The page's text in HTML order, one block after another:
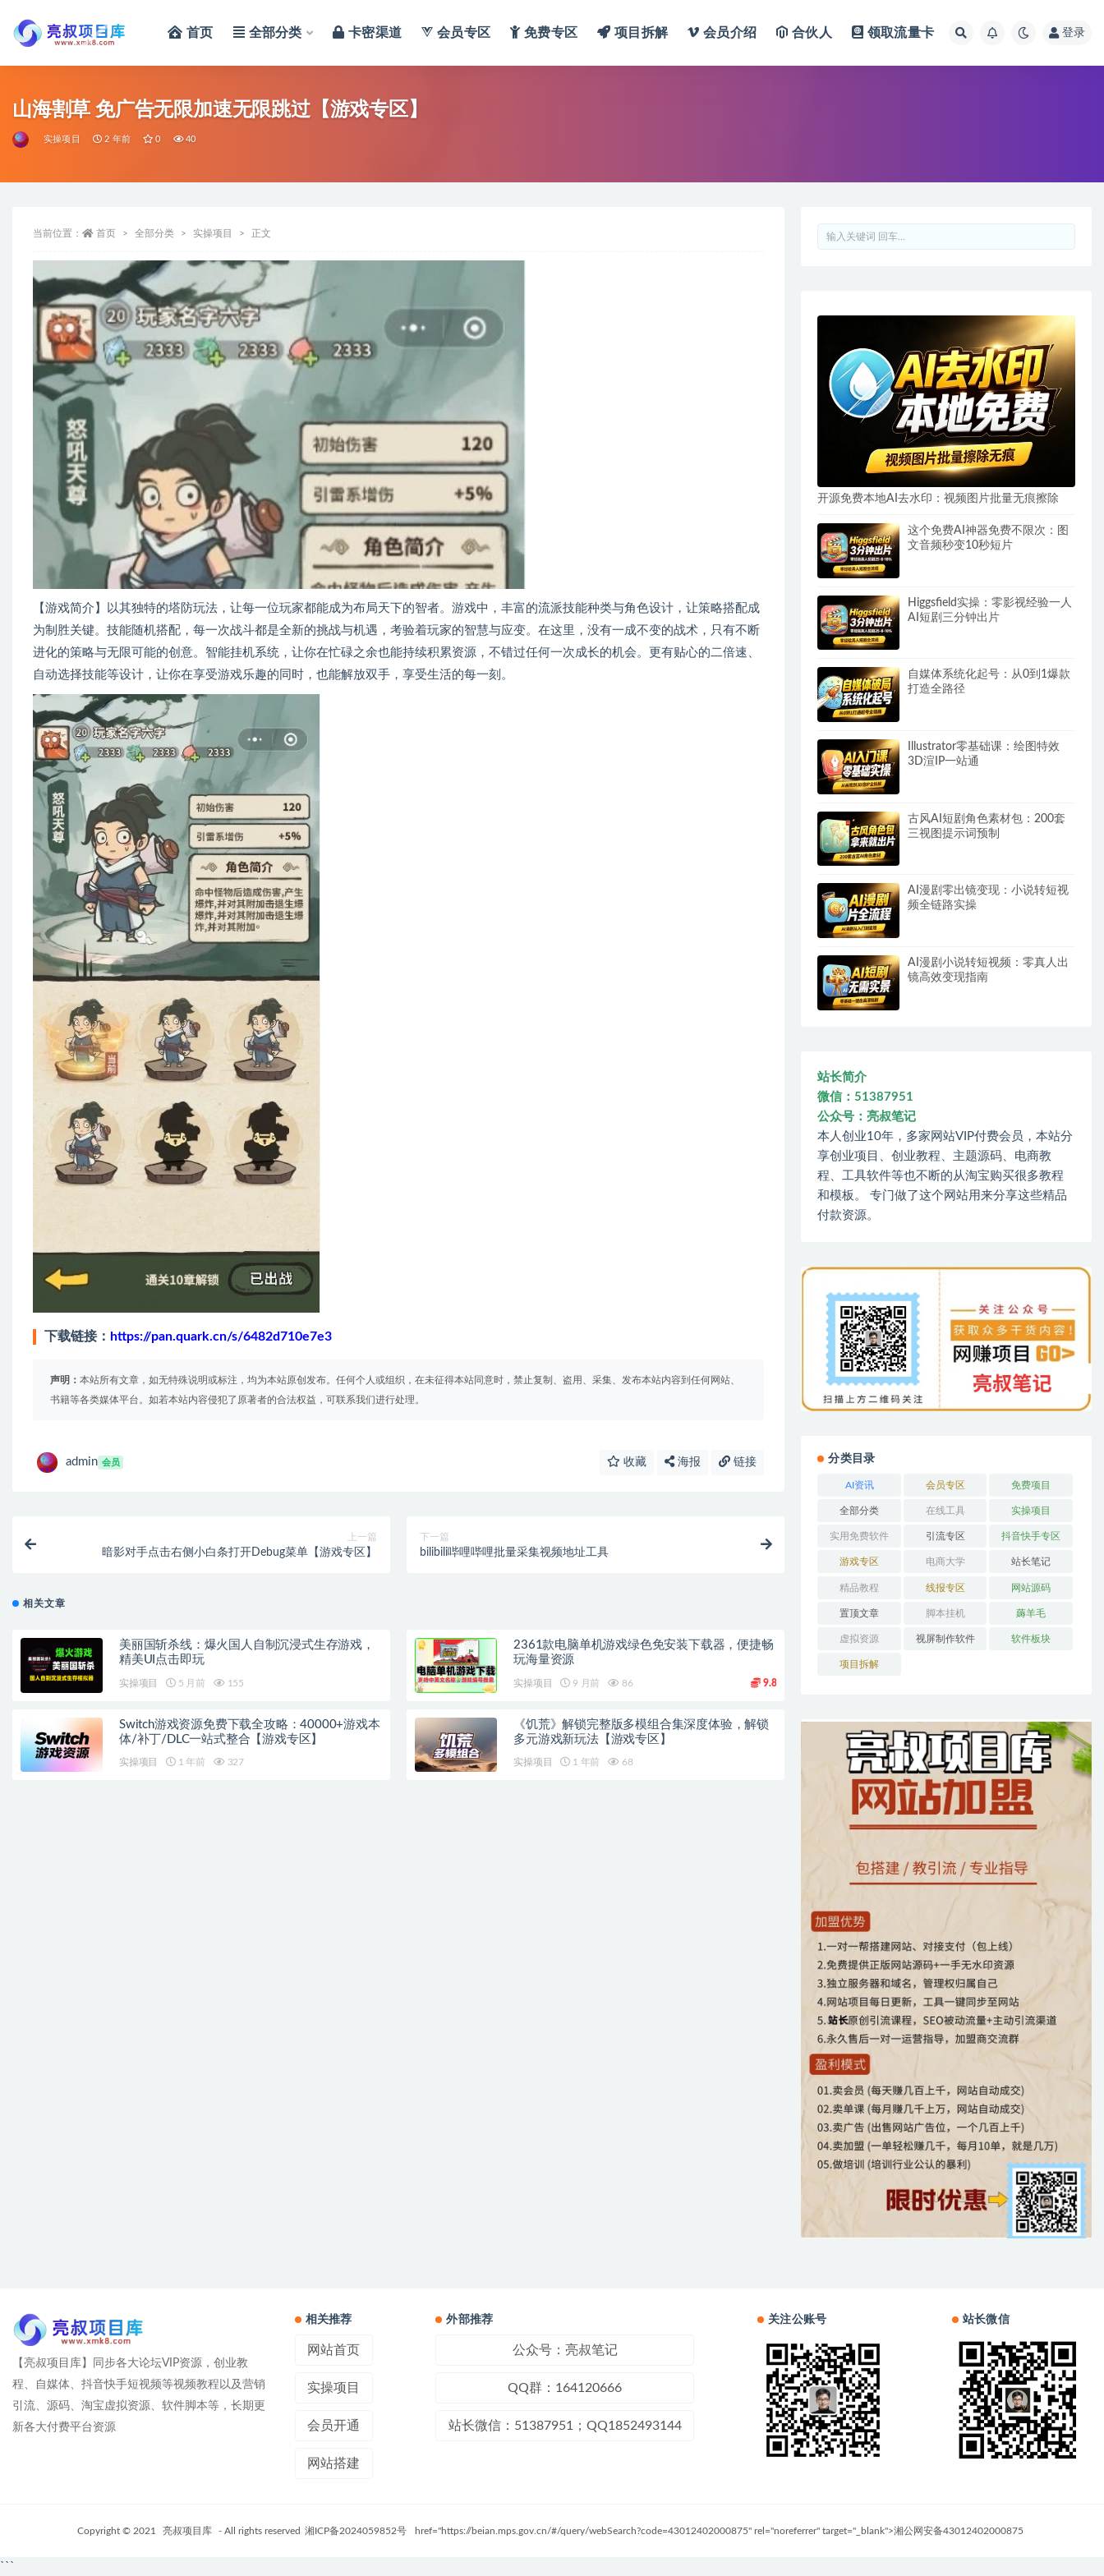
首页 全部分类 卡密渠道 会员专区 免费专区 项目拆解 会员介绍 合伙人 领取流量卡 登录
山海割草 免广告无限加速无限跳过【游戏专区】
实操项目 2 年前 0 40
当前位置： 首页 全部分类 实操项目 正文
【游戏简介】以其独特的塔防玩法，让每一位玩家都能成为布局天下的智者。游戏中，丰富的流派技能种类与角色设计，让策略搭配成
为制胜关键。技能随机搭配，每一次战斗都是全新的挑战与机遇，考验着玩家的智慧与应变。在这里，没有一成不变的战术，只有不断
进化的策略与无限可能的创意。智能挂机系统，让你在忙碌之余也能持续积累资源，不错过任何一次成长的机会。更有贴心的二倍速、
自动选择技能等设计，让你在享受游戏乐趣的同时，也能解放双手，享受生活的每一刻。
下载链接： https://pan.quark.cn/s/6482d710e7e3
声明： 本站所有文章，如无特殊说明或标注，均为本站原创发布。任何个人或组织，在未征得本站同意时，禁止复制、盗用、采集、发布本站内容到任何网站、
书籍等各类媒体平台。如若本站内容侵犯了原著者的合法权益，可联系我们进行处理。
admin 会员 收藏 海报 链接
上一篇
暗影对手点击右侧小白条打开Debug菜单【游戏专区】
下一篇
bilibili哔哩哔哩批量采集视频地址工具
相关文章
美丽国斩杀线：爆火国人自制沉浸式生存游戏，
精美UI点击即玩
实操项目 5 月前 155
2361款电脑单机游戏绿色免安装下载器，便捷畅
玩海量资源
实操项目 9 月前 86 9.8
Switch游戏资源免费下载全攻略：40000+游戏本
体/补丁/DLC一站式整合【游戏专区】
实操项目 1 年前 327
《饥荒》解锁完整版多模组合集深度体验，解锁
多元游戏新玩法【游戏专区】
实操项目 1 年前 68
开源免费本地AI去水印：视频图片批量无痕擦除
这个免费AI神器免费不限次：图
文音频秒变10秒短片
Higgsfield实操：零影视经验一人
AI短剧三分钟出片
自媒体系统化起号：从0到1爆款
打造全路径
Illustrator零基础课：绘图特效
3D渲IP一站通
古风AI短剧角色素材包：200套
三视图提示词预制
AI漫剧零出镜变现：小说转短视
频全链路实操
AI漫剧小说转短视频：零真人出
镜高效变现指南
站长简介
微信：51387951
公众号：亮叔笔记
本人创业10年，多家网站VIP付费会员，本站分
享创业项目、创业教程、主题源码、电商教
程、工具软件等也不断的从淘宝购买很多教程
和模板。 专门做了这个网站用来分享这些精品
付款资源。
分类目录
AI资讯 会员专区 免费项目
全部分类 在线工具 实操项目
实用免费软件 引流专区 抖音快手专区
游戏专区 电商大学 站长笔记
精品教程 线报专区 网站源码
置顶文章 脚本挂机 薅羊毛
虚拟资源 视屏制作软件 软件板块
项目拆解
【亮叔项目库】同步各大论坛VIP资源，创业教
程、自媒体、抖音快手短视频等视频教程以及营销
引流、源码、淘宝虚拟资源、软件脚本等，长期更
新各大付费平台资源
相关推荐
网站首页
实操项目
会员开通
网站搭建
外部推荐
公众号：亮叔笔记
QQ群：164120666
站长微信：51387951；QQ1852493144
关注公账号 站长微信
Copyright © 2021 亮叔项目库 - All rights reserved 湘ICP备2024059852号 href="https://beian.mps.gov.cn/#/query/webSearch?code=43012402000875" rel="noreferrer" target="_blank">湘公网安备43012402000875
```